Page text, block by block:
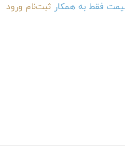
فقط به همکار ثبت‌نام ورود